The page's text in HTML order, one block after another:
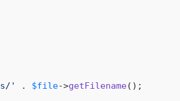
' . $file->getFilename();